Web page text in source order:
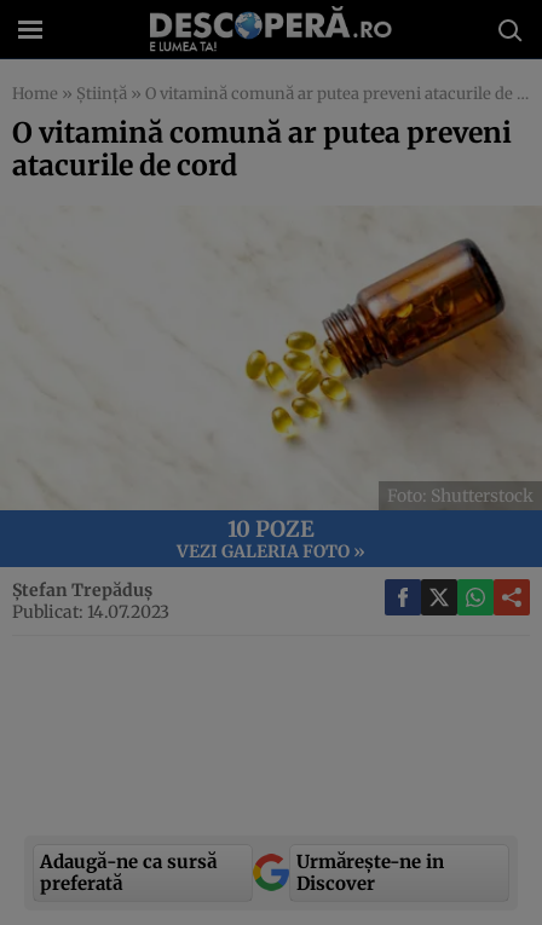
Home » Știință » O vitamină comună ar putea preveni atacurile de cord
O vitamină comună ar putea preveni
atacurile de cord
Foto: Shutterstock
10 POZE
VEZI GALERIA FOTO »
Ștefan Trepăduș
Publicat: 14.07.2023
Adaugă-ne ca sursă
preferată
Urmărește-ne in
Discover